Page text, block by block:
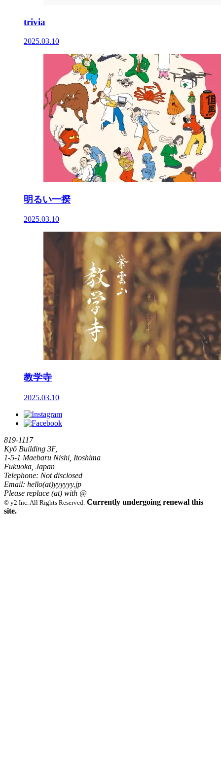
trivia
2025.03.10
明るい一揆
2025.03.10
教学寺
2025.03.10
819-1117
Kyō Building 3F,
1-5-1 Maebaru Nishi, Itoshima
Fukuoka, Japan
Telephone: Not disclosed
Email: hello(at)yyyyyy.jp
Please replace (at) with @
© y2 Inc. All Rights Reserved. Currently undergoing renewal this
site.